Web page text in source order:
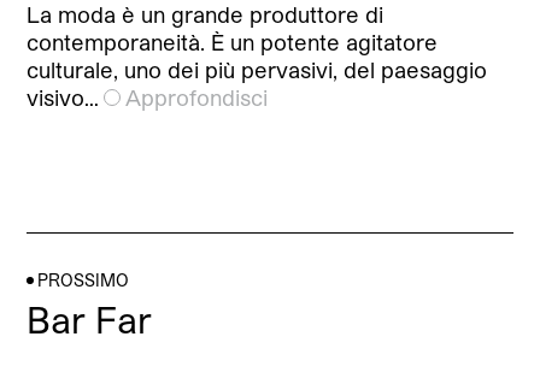
La moda è un grande produttore di
contemporaneità. È un potente agitatore
culturale, uno dei più pervasivi, del paesaggio
visivo…
Approfondisci
PROSSIMO
Bar Far